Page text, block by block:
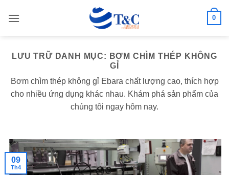
qua
0
LƯU TRỮ DANH MỤC: BƠM CHÌM THÉP KHÔNG
GỈ
Bơm chìm thép không gỉ Ebara chất lượng cao, thích hợp
cho nhiều ứng dụng khác nhau. Khám phá sản phẩm của
chúng tôi ngay hôm nay.
09
Th4